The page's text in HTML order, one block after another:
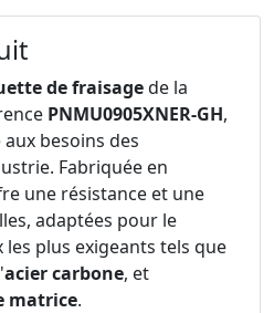
de fraisagede la
PNMU0905XNER-GH,
besoins des
Fabriquée en
une résistance et une
adaptées pour le
plus exigeants tels que
acier carbone, et
matrice.